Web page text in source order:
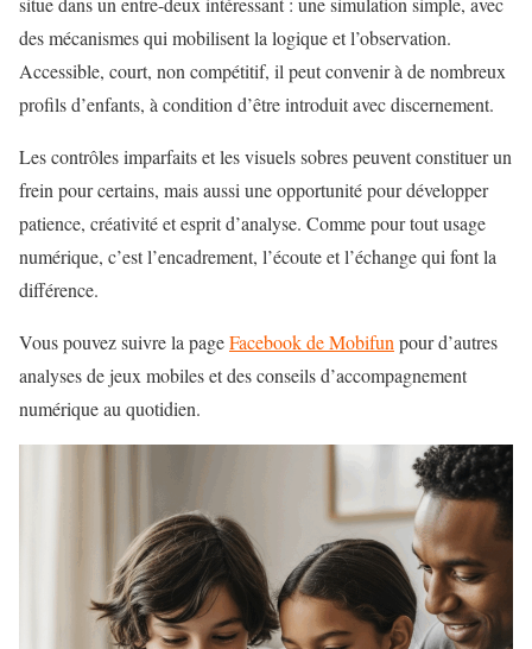
des mécanismes qui mobilisent la logique et l’observation.
Accessible, court, non compétitif, il peut convenir à de nombreux
profils d’enfants, à condition d’être introduit avec discernement.
Les contrôles imparfaits et les visuels sobres peuvent constituer un
frein pour certains, mais aussi une opportunité pour développer
patience, créativité et esprit d’analyse. Comme pour tout usage
numérique, c’est l’encadrement, l’écoute et l’échange qui font la
différence.
Vous pouvez suivre la pageFacebook de Mobifun pour d’autres
analyses de jeux mobiles et des conseils d’accompagnement
numérique au quotidien.